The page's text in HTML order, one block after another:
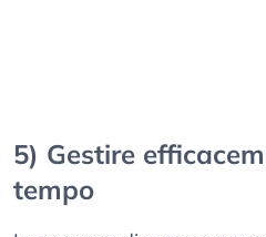
5) Gestire
tempo